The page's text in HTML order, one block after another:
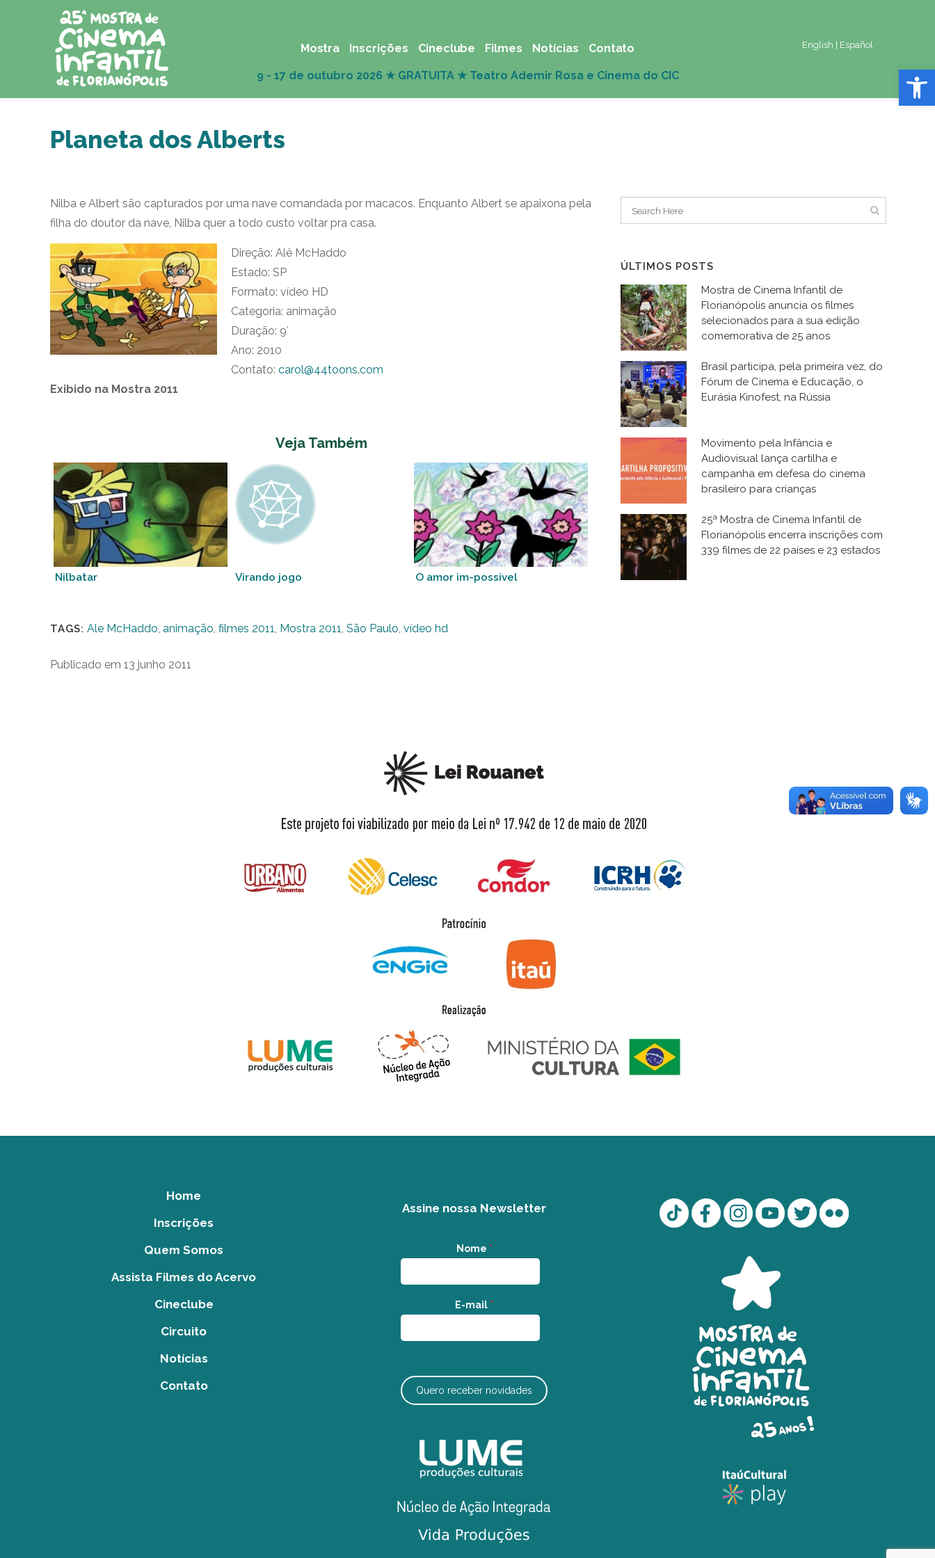
Abrir
English Español
Mostra Inscrições Cineclube Filmes Notícias Contato
Planeta dos Alberts
Nilba e Albert são capturados por uma nave comandada por macacos. Enquanto Albert se apaixona pela
filha do doutor da nave, Nilba quer a todo custo voltar pra casa.
Direção: Alê McHaddo
Estado: SP
Formato: vídeo HD
Categoria: animação
Duração: 9′
Ano: 2010
Contato: carol@44toons.com
Exibido na Mostra 2011
Veja Também
Nilbatar Virando jogo O amor im-possível
TAGS: Ale McHaddo, animação, filmes 2011, Mostra 2011, São Paulo, vídeo hd
Publicado em 13 junho 2011
ÚLTIMOS POSTS
Mostra de Cinema Infantil de
Florianópolis anuncia os filmes
selecionados para a sua edição
comemorativa de 25 anos
Brasil participa, pela primeira vez, do
Fórum de Cinema e Educação, o
Eurásia Kinofest, na Rússia
Movimento pela Infância e
Audiovisual lança cartilha e
campanha em defesa do cinema
brasileiro para crianças
25ª Mostra de Cinema Infantil de
Florianópolis encerra inscrições com
339 filmes de 22 países e 23 estados
Home
Inscrições
Quem Somos
Assista Filmes do Acervo
Cineclube
Circuito
Notícias
Contato
Assine nossa Newsletter
Nome *
E-mail *
Quero receber novidades